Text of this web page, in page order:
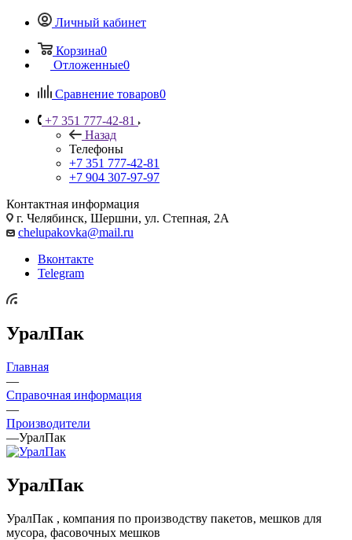
Личный кабинет
Корзина0
Отложенные0
Сравнение товаров0
+7 351 777-42-81
Назад
Телефоны
+7 351 777-42-81
+7 904 307-97-97
Контактная информация
г. Челябинск, Шершни, ул. Степная, 2А
chelupakovka@mail.ru
Вконтакте
Telegram
УралПак
Главная
—
Справочная информация
—
Производители
—УралПак
УралПак
УралПак , компания по производству пакетов, мешков для
мусора, фасовочных мешков